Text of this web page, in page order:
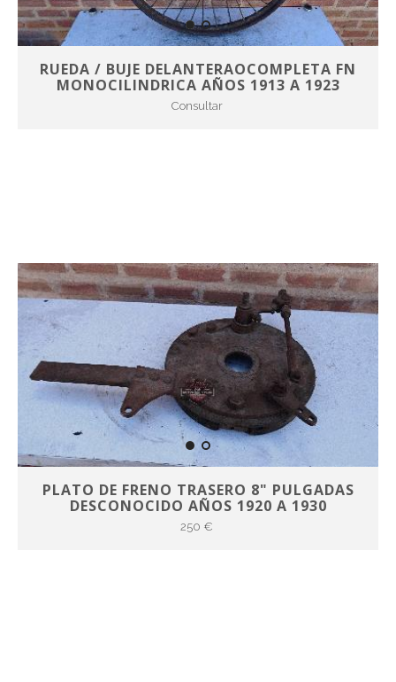
RUEDA / BUJE DELANTERAOCOMPLETA FN
MONOCILINDRICA AÑOS 1913 A 1923
Consultar
PLATO DE FRENO TRASERO 8" PULGADAS
DESCONOCIDO AÑOS 1920 A 1930
250 €